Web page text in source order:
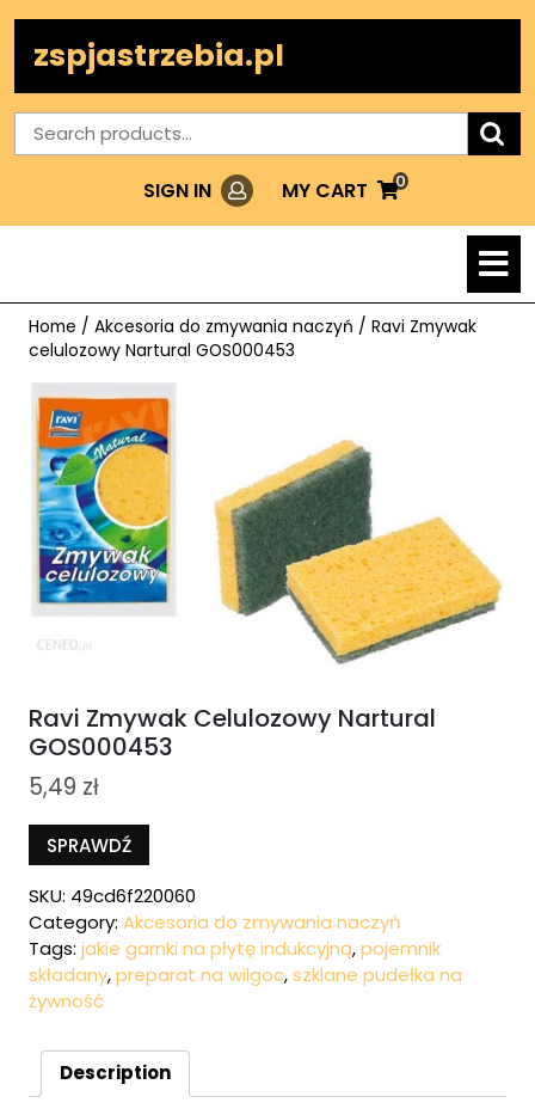
contentzspjastrzebia.pl
Search
for:
SIGN IN LoginMY CART
MY
0
Home / Akcesoria do zmywania naczyń / Ravi Zmywak
celulozowy Nartural GOS000453
Ravi Zmywak Celulozowy Nartural
GOS000453
5,49 zł
SPRAWDŹ
SKU: 49cd6f220060
Category: Akcesoria do zmywania naczyń
Tags: jakie garnki na płytę indukcyjną,pojemnik
składany,preparat na wilgoc,szklane pudełka na
żywność
Description